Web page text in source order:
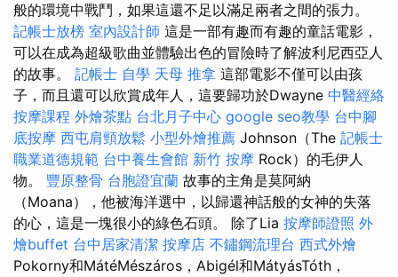
般的環境中戰鬥，如果這還不足以滿足兩者之間的張力。
記帳士放榜 室內設計師 這是一部有趣而有趣的童話電影，
可以在成為超級歌曲並體驗出色的冒險時了解波利尼西亞人
的故事。 記帳士 自學 天母 推拿 這部電影不僅可以由孩
子，而且還可以欣賞成年人，這要歸功於Dwayne 中醫經絡
按摩課程 外燴茶點 台北月子中心 google seo教學 台中腳
底按摩 西屯肩頸放鬆 小型外燴推薦 Johnson（The 記帳士
職業道德規範 台中養生會館 新竹 按摩 Rock）的毛伊人
物。 豐原整骨 台胞證宜蘭 故事的主角是莫阿納
（Moana），他被海洋選中，以歸還神話般的女神的失落
的心，這是一塊很小的綠色石頭。 除了Lia 按摩師證照 外
燴buffet 台中居家清潔 按摩店 不鏽鋼流理台 西式外燴
Pokorny和MátéMészáros，Abigél和MátyásTóth，